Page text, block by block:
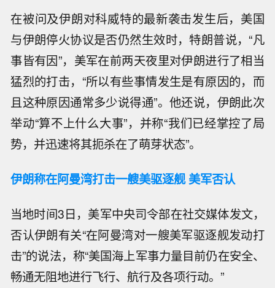
在被问及伊朗对科威特的最新袭击发生后，美国
与伊朗停火协议是否仍然生效时，特朗普说，“凡
事皆有因”，美军在前两天夜里对伊朗进行了相当
猛烈的打击，“所以有些事情发生是有原因的，而
且这种原因通常多少说得通”。他还说，伊朗此次
举动“算不上什么大事”，并称“我们已经掌控了局
势，并迅速将其扼杀在了萌芽状态”。
伊朗称在阿曼湾打击一艘美驱逐舰 美军否认
当地时间3日，美军中央司令部在社交媒体发文，
否认伊朗有关“在阿曼湾对一艘美军驱逐舰发动打
击”的说法，称“美国海上军事力量目前仍在安全、
畅通无阻地进行飞行、航行及各项行动。”